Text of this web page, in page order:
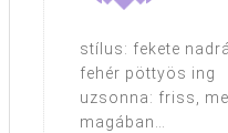
stílus: fekete
fehér pöttyös ing
uzsonna: friss,
magában…